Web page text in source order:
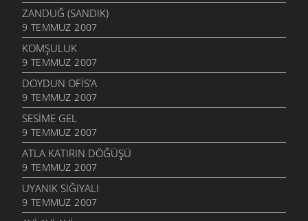
ZANDUĞ (SANDIK)
9 TEMMUZ 2007
KOMŞULUK
9 TEMMUZ 2007
DOYDUN OFIS’A
9 TEMMUZ 2007
SESIME GEL
9 TEMMUZ 2007
ATLA KATIRIN DÖĞÜŞÜ
9 TEMMUZ 2007
UYANIK SIĞIYALI
9 TEMMUZ 2007